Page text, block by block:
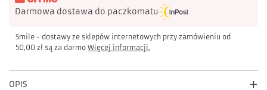
Darmowa dostawa do paczkomatu
Smile - dostawy ze sklepów internetowych przy zamówieniu od
50,00 zł są za darmo Więcej informacji.
OPIS